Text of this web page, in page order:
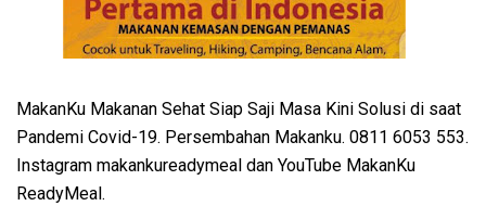
MakanKu Makanan Sehat Siap Saji Masa Kini Solusi di saat
Pandemi Covid-19. Persembahan Makanku. 0811 6053 553.
Instagram makankureadymeal dan YouTube MakanKu
ReadyMeal.